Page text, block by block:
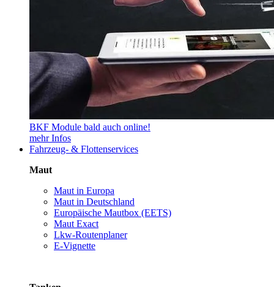
BKF Module bald auch online!
mehr Infos
Fahrzeug- & Flottenservices
Maut
Maut in Europa
Maut in Deutschland
Europäische Mautbox (EETS)
Maut Exact
Lkw-Routenplaner
E-Vignette